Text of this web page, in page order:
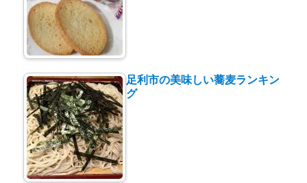
足利市の美味しい蕎麦ランキン
グ